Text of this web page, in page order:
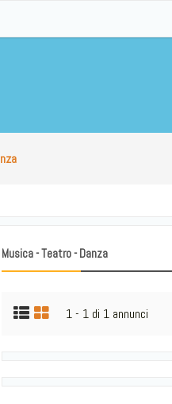
Musica - Teatro - Danza
1 - 1 di 1 annunci